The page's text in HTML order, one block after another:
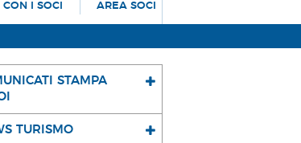
CON I SOCI AREA SOCI
STAMPA
TURISMO